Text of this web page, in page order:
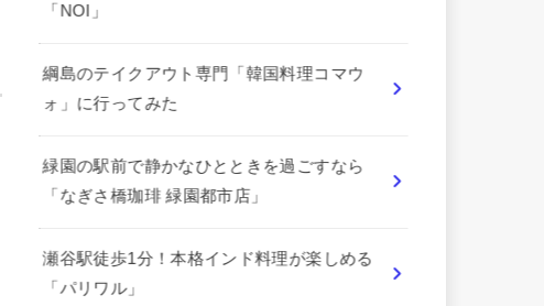
「NOI」
綱島のテイクアウト専門「韓国料理コマウ
ォ」に行ってみた
緑園の駅前で静かなひとときを過ごすなら
「なぎさ橋珈琲 緑園都市店」
瀬谷駅徒歩1分！本格インド料理が楽しめる
「パリワル」